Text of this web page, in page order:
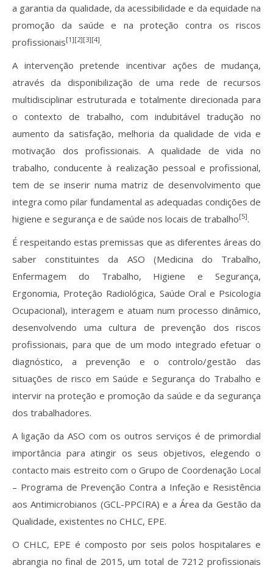
a garantia da qualidade, da acessibilidade e da equidade na
promoção da saúde e na proteção contra os riscos
profissionais[1][2][3][4].
A intervenção pretende incentivar ações de mudança,
através da disponibilização de uma rede de recursos
multidisciplinar estruturada e totalmente direcionada para
o contexto de trabalho, com indubitável tradução no
aumento da satisfação, melhoria da qualidade de vida e
motivação dos profissionais. A qualidade de vida no
trabalho, conducente à realização pessoal e profissional,
tem de se inserir numa matriz de desenvolvimento que
integra como pilar fundamental as adequadas condições de
higiene e segurança e de saúde nos locais de trabalho[5].
É respeitando estas premissas que as diferentes áreas do
saber constituintes da ASO (Medicina do Trabalho,
Enfermagem do Trabalho, Higiene e Segurança,
Ergonomia, Proteção Radiológica, Saúde Oral e Psicologia
Ocupacional), interagem e atuam num processo dinâmico,
desenvolvendo uma cultura de prevenção dos riscos
profissionais, para que de um modo integrado efetuar o
diagnóstico, a prevenção e o controlo/gestão das
situações de risco em Saúde e Segurança do Trabalho e
intervir na proteção e promoção da saúde e da segurança
dos trabalhadores.
A ligação da ASO com os outros serviços é de primordial
importância para atingir os seus objetivos, elegendo o
contacto mais estreito com o Grupo de Coordenação Local
– Programa de Prevenção Contra a Infeção e Resistência
aos Antimicrobianos (GCL-PPCIRA) e a Área da Gestão da
Qualidade, existentes no CHLC, EPE.
O CHLC, EPE é composto por seis polos hospitalares e
abrangia no final de 2015, um total de 7212 profissionais